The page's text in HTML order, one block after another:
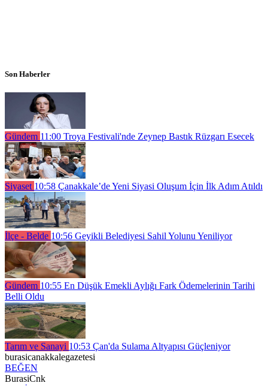
Son Haberler
Gündem 11:00 Troya Festivali'nde Zeynep Bastık Rüzgarı Esecek
Siyaset 10:58 Çanakkale’de Yeni Siyasi Oluşum İçin İlk Adım Atıldı
İlçe - Belde 10:56 Geyikli Belediyesi Sahil Yolunu Yeniliyor
Gündem 10:55 En Düşük Emekli Aylığı Fark Ödemelerinin Tarihi
Belli Oldu
Tarım ve Sanayi 10:53 Çan'da Sulama Altyapısı Güçleniyor
burasicanakkalegazetesi
BEĞEN
BurasiCnk